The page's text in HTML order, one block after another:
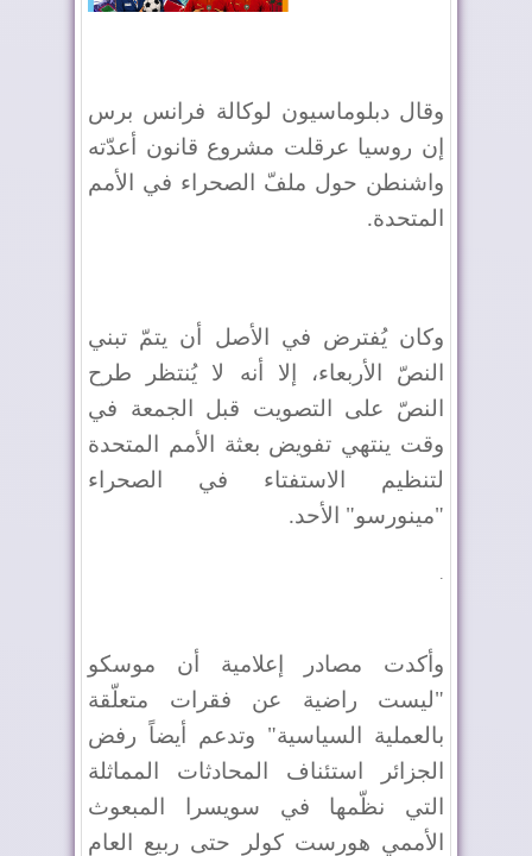
وقال دبلوماسيون لوكالة فرانس برس
إن روسيا عرقلت مشروع قانون أعدّته
واشنطن حول ملفّ الصحراء في الأمم
المتحدة.
وكان يُفترض في الأصل أن يتمّ تبني
النصّ الأربعاء، إلا أنه لا يُنتظر طرح
النصّ على التصويت قبل الجمعة في
وقت ينتهي تفويض بعثة الأمم المتحدة
لتنظيم الاستفتاء في الصحراء
"مينورسو" الأحد.
وأكدت مصادر إعلامية أن موسكو
"ليست راضية عن فقرات متعلّقة
بالعملية السياسية" وتدعم أيضاً رفض
الجزائر استئناف المحادثات المماثلة
التي نظّمها في سويسرا المبعوث
الأممي هورست كولر حتى ربيع العام